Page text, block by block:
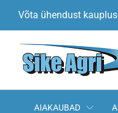
Võta ühendust
AIAKAUBAD